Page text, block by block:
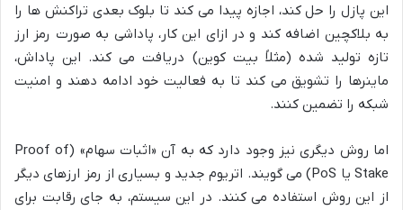
این پازل را حل کند، اجازه پیدا می کند تا بلوک بعدی تراکنش ها را
به بلاکچین اضافه کند و در ازای این کار، پاداشی به صورت رمز ارز
تازه تولید شده (مثلاً بیت کوین) دریافت می کند. این پاداش،
ماینرها را تشویق می کند تا به فعالیت خود ادامه دهند و امنیت
شبکه را تضمین کنند.
اما روش دیگری نیز وجود دارد که به آن «اثبات سهام» (Proof of
Stake یا PoS) می گویند. اتریوم جدید و بسیاری از رمز ارزهای دیگر
از این روش استفاده می کنند. در این سیستم، به جای رقابت برای